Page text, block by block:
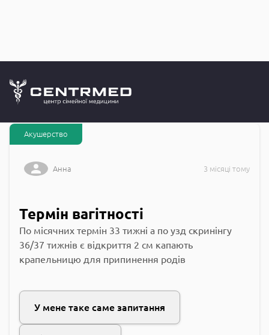
CENTRMED: Задай питання лікарю онлайн
Акушерство
Анна 3 місяці тому
Термін вагітності
По місячних термін 33 тижні а по узд скринінгу
36/37 тижнів є відкриття 2 см капають
крапельницю для припинення родів
У мене таке саме запитання